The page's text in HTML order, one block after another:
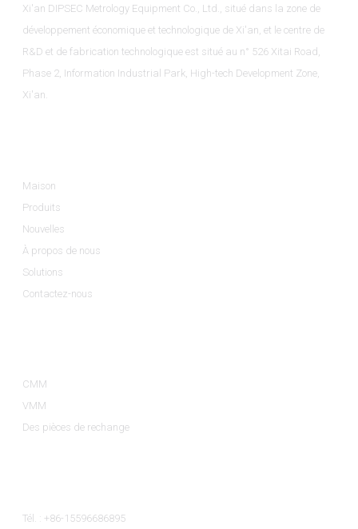
Xi'an DIPSEC Metrology Equipment Co., Ltd., situé dans la zone de
développement économique et technologique de Xi'an, et le centre de
R&D et de fabrication technologique est situé au n° 526 Xitai Road,
Phase 2, Information Industrial Park, High-tech Development Zone,
Xi'an.
Maison
Produits
Nouvelles
À propos de nous
Solutions
Contactez-nous
CMM
VMM
Des pièces de rechange
Tél. : +86-15596686895